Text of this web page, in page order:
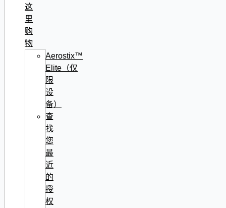
这
里
购
物
Aerostix™
Elite（仅
限
设
备）
查
找
您
最
近
的
授
权